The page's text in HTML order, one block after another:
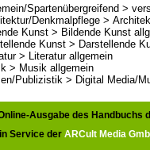
Spartenübergreifend >
Denkmalpflege >
Kunst > Bildende Kunst
Kunst > Darstellende
> Literatur allgemein
> Musik allgemein
Publizistik > Digital Media/
Ausgabe des Handbuchs
Service der ARCult Media